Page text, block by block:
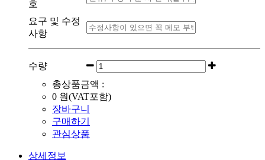
호
요구 및 수정
사항
수량
총상품금액 :
0 원(VAT포함)
장바구니
구매하기
관심상품
상세정보